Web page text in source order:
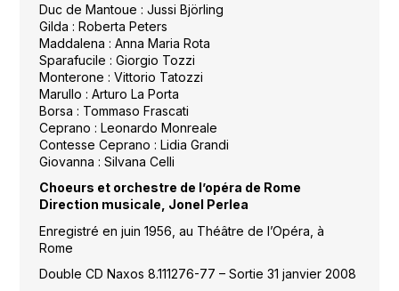
Duc de Mantoue : Jussi Björling
Gilda : Roberta Peters
Maddalena : Anna Maria Rota
Sparafucile : Giorgio Tozzi
Monterone : Vittorio Tatozzi
Marullo : Arturo La Porta
Borsa : Tommaso Frascati
Ceprano : Leonardo Monreale
Contesse Ceprano : Lidia Grandi
Giovanna : Silvana Celli
Choeurs et orchestre de l’opéra de Rome
Direction musicale, Jonel Perlea
Enregistré en juin 1956, au Théâtre de l’Opéra, à
Rome
Double CD Naxos 8.111276-77 – Sortie 31 janvier 2008